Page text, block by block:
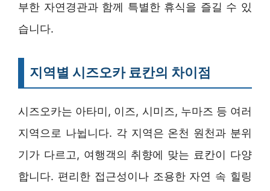
부한 자연경관과 함께 특별한 휴식을 즐길 수 있
습니다.
지역별 시즈오카 료칸의 차이점
시즈오카는 아타미, 이즈, 시미즈, 누마즈 등 여러
지역으로 나뉩니다. 각 지역은 온천 원천과 분위
기가 다르고, 여행객의 취향에 맞는 료칸이 다양
합니다. 편리한 접근성이나 조용한 자연 속 힐링